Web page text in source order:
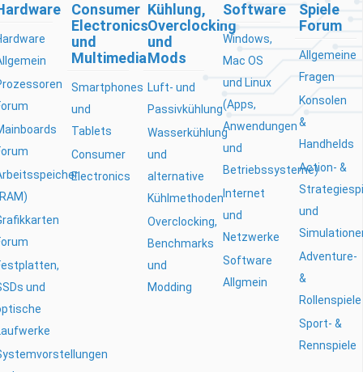
und
Consumer
Electronics
und
Multimedia
Smartphones
und
Tablets
Consumer
Electronics
Kühlung,
Overclocking
und
Mods
Luft- und
Passivkühlung
Wasserkühlung
und
alternative
Kühlmethoden
Overclocking,
Benchmarks
und
Modding
Software
Windows,
Mac OS
und Linux
(Apps,
Anwendungen
und
Betriebssysteme)
Internet
und
Netzwerke
Software
Allgmein
Spiele
Forum
Allgemeine
Fragen
Konsolen
&
Handhelds
Action- &
und
Adventure-
&
Rollenspiele
Sport- &
Rennspiele